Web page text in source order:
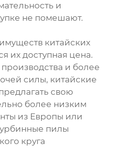
и
не помешают.
китайских
их доступная цена.
и более
силы, китайские
свою
более низким
из Европы или
пилы
круга